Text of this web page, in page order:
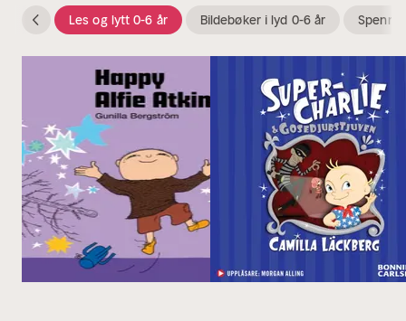
Enten det er på bilturer eller til rolige hjemmestunder, gjør
denne kategorien lesetiden enda mer spesiell.
Les og lytt 0-6 år Bildebøker i lyd 0-6 år